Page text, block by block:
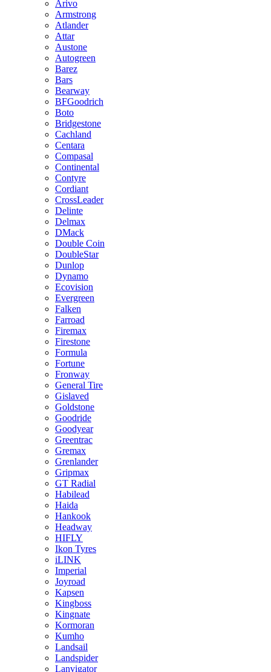
Arivo
Armstrong
Atlander
Attar
Austone
Autogreen
Barez
Bars
Bearway
BFGoodrich
Boto
Bridgestone
Cachland
Centara
Compasal
Continental
Contyre
Cordiant
CrossLeader
Delinte
Delmax
DMack
Double Coin
DoubleStar
Dunlop
Dynamo
Ecovision
Evergreen
Falken
Farroad
Firemax
Firestone
Formula
Fortune
Fronway
General Tire
Gislaved
Goldstone
Goodride
Goodyear
Greentrac
Gremax
Grenlander
Gripmax
GT Radial
Habilead
Haida
Hankook
Headway
HIFLY
Ikon Tyres
iLINK
Imperial
Joyroad
Kapsen
Kingboss
Kingnate
Kormoran
Kumho
Landsail
Landspider
Lanvigator